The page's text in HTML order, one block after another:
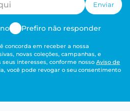
Enviar
Prefiro não responder
concorda em receber a nossa
novas coleções, campanhas, e
interesses, conforme nosso Aviso de
você pode revogar o seu consentimento